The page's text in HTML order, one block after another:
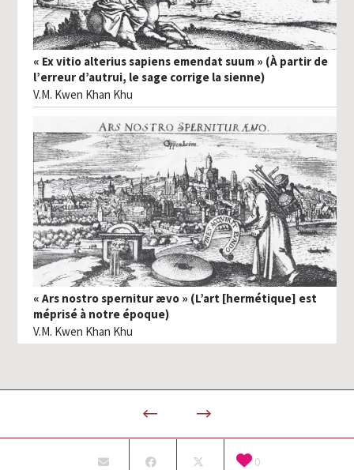
« Ex vitio alterius sapiens emendat suum » (À partir de
l’erreur d’autrui, le sage corrige la sienne)
V.M. Kwen Khan Khu
« Ars nostro spernitur ævo » (L’art [hermétique] est
méprisé à notre époque)
V.M. Kwen Khan Khu
0